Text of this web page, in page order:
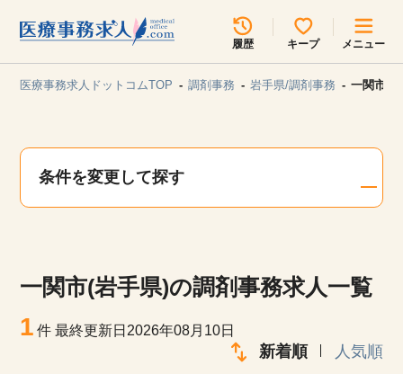
履歴 キープ メニュー
見学会・イベント情報
医療事務求人ドットコムTOP 調剤事務 岩手県/調剤事務 一関市(
条件を変更して探す
一関市(岩手県)の調剤事務求人一覧
1 件最終更新日2026年08月10日
新着順 人気順
所在地のエリアを選択してください
各支店担当よりご連絡させていただきます。
関東
甲信越・北陸 中国・四国